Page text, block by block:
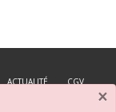
ACTUALITÉ CGV
×